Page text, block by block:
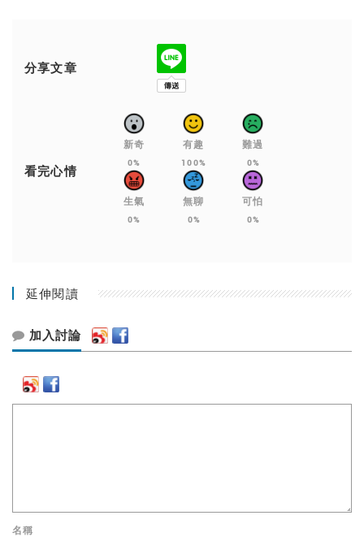
分享文章
看完心情
新奇
0%
有趣
100%
難過
0%
生氣
0%
無聊
0%
可怕
0%
延伸閱讀
加入討論
名稱